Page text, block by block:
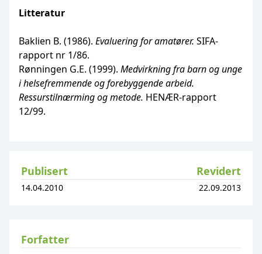
Litteratur
Baklien B. (1986). Evaluering for amatører. SIFA-
rapport nr 1/86.
Rønningen G.E. (1999). Medvirkning fra barn og unge
i helsefremmende og forebyggende arbeid.
Ressurstilnærming og metode. HENÆR-rapport
12/99.
Publisert Revidert
14.04.2010 22.09.2013
Forfatter